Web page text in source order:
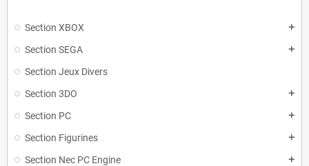
Section XBOX add
Section SEGA add
Section Jeux Divers
Section 3DO
add
Section PC add
Section Figurines add
Section Nec PC Engine add